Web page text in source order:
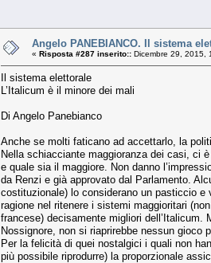
Angelo PANEBIANCO. Il sistema
« Risposta #287 inserito:: Dicembre 29, 2015,
Il sistema elettorale
L’Italicum è il minore dei mali
Di Angelo Panebianco
Anche se molti faticano ad accettarlo, la
Nella schiacciante maggioranza dei casi, ci
e quale sia il maggiore. Non danno
da Renzi e già approvato dal Parlamento.
costituzionale) lo considerano un pasticcio
ragione nel ritenere i sistemi maggioritari
francese) decisamente migliori
Nossignore, non si riaprirebbe nessun gioco
Per la felicità di quei nostalgici i quali non
più possibile riprodurre) la proporzionale